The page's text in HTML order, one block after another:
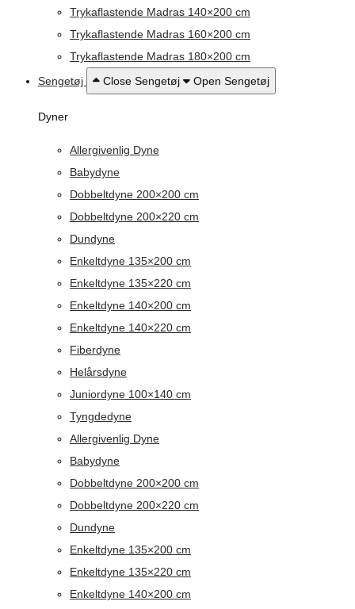
Trykaflastende Madras 140×200 cm
Trykaflastende Madras 160×200 cm
Trykaflastende Madras 180×200 cm
Sengetøj
Close Sengetøj Open Sengetøj
Dyner
Allergivenlig Dyne
Babydyne
Dobbeltdyne 200×200 cm
Dobbeltdyne 200×220 cm
Dundyne
Enkeltdyne 135×200 cm
Enkeltdyne 135×220 cm
Enkeltdyne 140×200 cm
Enkeltdyne 140×220 cm
Fiberdyne
Helårsdyne
Juniordyne 100×140 cm
Tyngdedyne
Allergivenlig Dyne
Babydyne
Dobbeltdyne 200×200 cm
Dobbeltdyne 200×220 cm
Dundyne
Enkeltdyne 135×200 cm
Enkeltdyne 135×220 cm
Enkeltdyne 140×200 cm